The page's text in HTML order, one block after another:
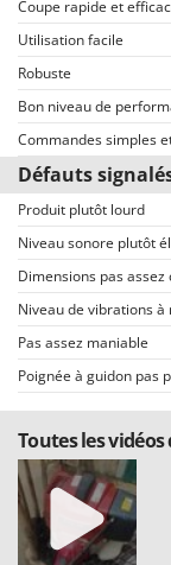
Set clés
Bidon de
Manuel
des données
Tous les
consultés rapidement
permettent une
choisir entre avis
Coupe rapide et
Utilisation facile
Robuste
Bon niveau de
Commandes simples
Défauts
Produit plutôt lourd
Niveau sonore plutôt
Dimensions pas assez
Niveau de vibrations à
Pas assez maniable
Poignée à guidon pas
Toutes les